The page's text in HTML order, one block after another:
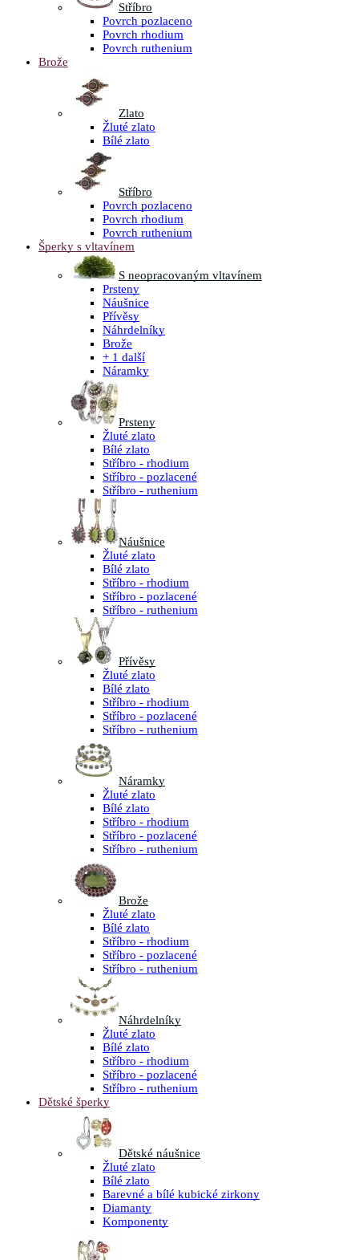
Stříbro
Povrch pozlaceno
Povrch rhodium
Povrch ruthenium
Brože
Zlato
Žluté zlato
Bílé zlato
Stříbro
Povrch pozlaceno
Povrch rhodium
Povrch ruthenium
Šperky s vltavínem
S neopracovaným vltavínem
Prsteny
Náušnice
Přívěsy
Náhrdelníky
Brože
+ 1 další
Náramky
Prsteny
Žluté zlato
Bílé zlato
Stříbro - rhodium
Stříbro - pozlacené
Stříbro - ruthenium
Náušnice
Žluté zlato
Bílé zlato
Stříbro - rhodium
Stříbro - pozlacené
Stříbro - ruthenium
Přívěsy
Žluté zlato
Bílé zlato
Stříbro - rhodium
Stříbro - pozlacené
Stříbro - ruthenium
Náramky
Žluté zlato
Bílé zlato
Stříbro - rhodium
Stříbro - pozlacené
Stříbro - ruthenium
Brože
Žluté zlato
Bílé zlato
Stříbro - rhodium
Stříbro - pozlacené
Stříbro - ruthenium
Náhrdelníky
Žluté zlato
Bílé zlato
Stříbro - rhodium
Stříbro - pozlacené
Stříbro - ruthenium
Dětské šperky
Dětské náušnice
Žluté zlato
Bílé zlato
Barevné a bílé kubické zirkony
Diamanty
Komponenty